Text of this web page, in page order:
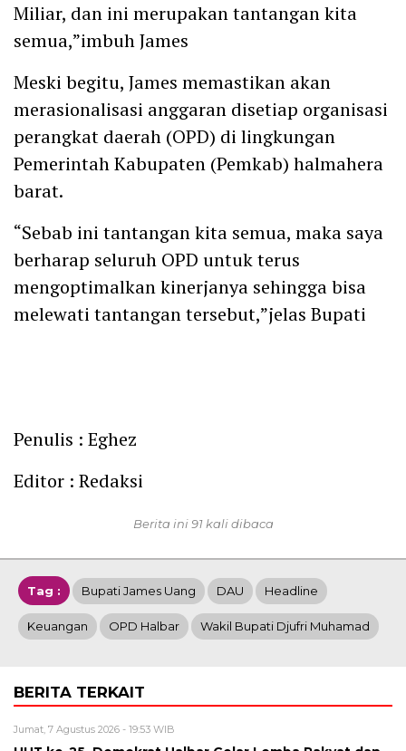
Miliar, dan ini merupakan tantangan kita
semua,”imbuh James
Meski begitu, James memastikan akan
merasionalisasi anggaran disetiap organisasi
perangkat daerah (OPD) di lingkungan
Pemerintah Kabupaten (Pemkab) halmahera
barat.
“Sebab ini tantangan kita semua, maka saya
berharap seluruh OPD untuk terus
mengoptimalkan kinerjanya sehingga bisa
melewati tantangan tersebut,”jelas Bupati
Penulis : Eghez
Editor : Redaksi
Berita ini 91 kali dibaca
Tag : Bupati James Uang DAU Headline
Keuangan OPD Halbar Wakil Bupati Djufri Muhamad
BERITA TERKAIT
Jumat, 7 Agustus 2026 - 19:53 WIB